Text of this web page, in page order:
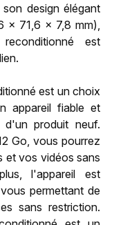
design élégant
x 71,6 x 7,8 mm),
est
est un choix
appareil fiable et
produit neuf.
Go, vous pourrez
et vos vidéos sans
l'appareil est
permettant de
sans restriction.